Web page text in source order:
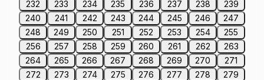
232
233 234 235 236 237 238
239
240
241 242 243 244 245 246
247
248
249 250 251 252 253 254
255
256
257 258 259 260 261 262
263
264
265 266 267 268 269 270
271
272
273 274 275 276 277 278
279